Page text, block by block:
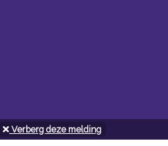
Verberg deze melding